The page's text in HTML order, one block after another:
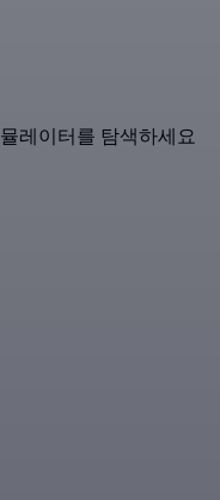
레이터를 탐색하세요